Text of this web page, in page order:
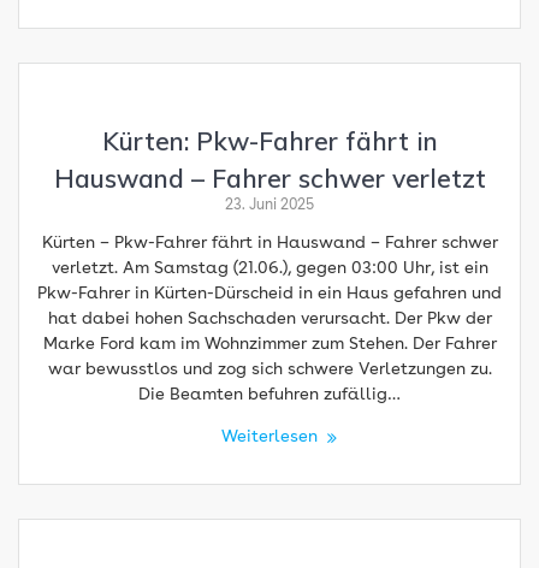
Kürten: Pkw-Fahrer fährt in
Hauswand – Fahrer schwer verletzt
23. Juni 2025
Kürten – Pkw-Fahrer fährt in Hauswand – Fahrer schwer
verletzt. Am Samstag (21.06.), gegen 03:00 Uhr, ist ein
Pkw-Fahrer in Kürten-Dürscheid in ein Haus gefahren und
hat dabei hohen Sachschaden verursacht. Der Pkw der
Marke Ford kam im Wohnzimmer zum Stehen. Der Fahrer
war bewusstlos und zog sich schwere Verletzungen zu.
Die Beamten befuhren zufällig…
Weiterlesen